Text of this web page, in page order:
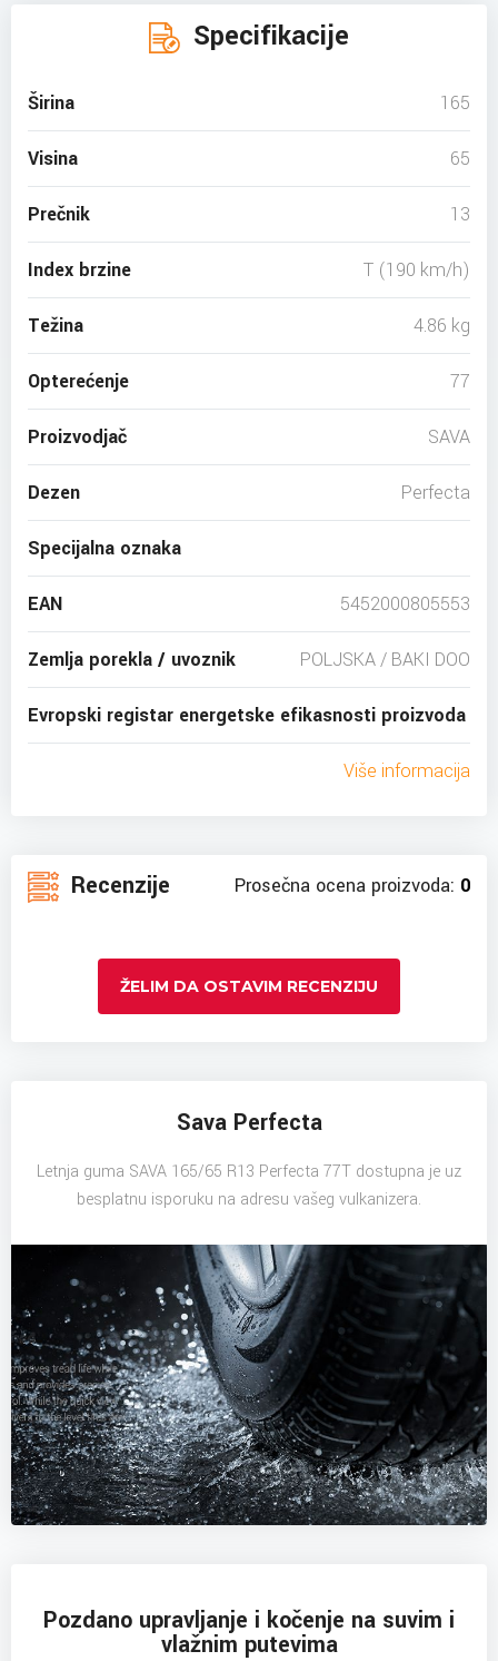
Specifikacije
Širina 165
Visina 65
Prečnik 13
Index brzine T (190 km/h)
Težina 4.86 kg
Opterećenje 77
Proizvodjač SAVA
Dezen Perfecta
Specijalna oznaka
EAN 5452000805553
Zemlja porekla / uvoznik POLJSKA / BAKI DOO
Evropski registar energetske efikasnosti proizvoda
Više informacija
Recenzije Prosečna ocena proizvoda: 0
ŽELIM DA OSTAVIM RECENZIJU
Sava Perfecta
Letnja guma SAVA 165/65 R13 Perfecta 77T dostupna je uz
besplatnu isporuku na adresu vašeg vulkanizera.
Pozdano upravljanje i kočenje na suvim i
vlažnim putevima